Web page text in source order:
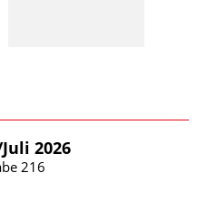
2026
216